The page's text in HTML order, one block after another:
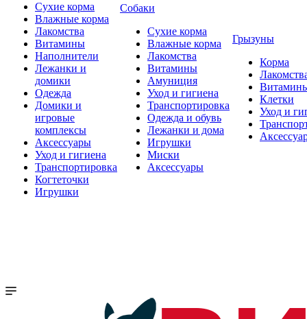
Сухие корма
Влажные корма
Лакомства
Витамины
Наполнители
Лежанки и
домики
Одежда
Домики и
игровые
комплексы
Аксессуары
Уход и гигиена
Транспортировка
Когтеточки
Игрушки
Собаки
Сухие корма
Влажные корма
Лакомства
Витамины
Амуниция
Уход и гигиена
Транспортировка
Одежда и обувь
Лежанки и дома
Игрушки
Миски
Аксессуары
Грызуны
Корма
Клетки
Уход и